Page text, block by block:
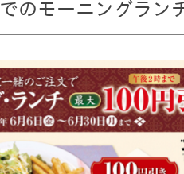
のモーニングラン